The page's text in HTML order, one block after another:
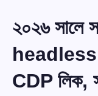
২০২৬ সালে
headless
CDP লিক,